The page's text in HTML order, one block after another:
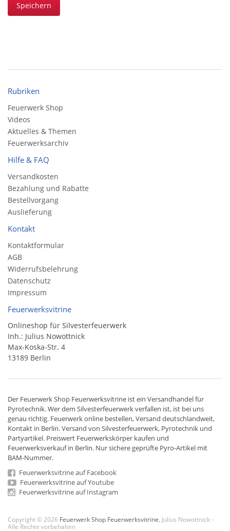
Speichern
Rubriken
Feuerwerk Shop
Videos
Aktuelles & Themen
Feuerwerksarchiv
Hilfe & FAQ
Versandkosten
Bezahlung und Rabatte
Bestellvorgang
Auslieferung
Kontakt
Kontaktformular
AGB
Widerrufsbelehrung
Datenschutz
Impressum
Feuerwerksvitrine
Onlineshop für Silvesterfeuerwerk
Inh.: Julius Nowottnick
Max-Koska-Str. 4
13189 Berlin
Der Feuerwerk Shop Feuerwerksvitrine ist ein Versandhandelfür
Pyrotechnik. Wer dem Silvesterfeuerwerk verfallen ist, ist bei uns
genau richtig. Feuerwerk online bestellen,Versand deutschlandweit,
Kontakt in Berlin. Versand von Silvesterfeuerwerk, Pyrotechnik und
Partyartikel. Preiswert Feuerwerkskörper kaufen und
Feuerwerksverkauf in Berlin. Nur sichere geprüfte Pyro-Artikel mit
BAM-Nummer.
Feuerwerksvitrine auf Facebook
Feuerwerksvitrine auf Youtube
Feuerwerksvitrine auf Instagram
Copyright © 2026 Feuerwerk Shop Feuerwerksvitrine , Julius Nowottnick -
Alle Rechte vorbehalten